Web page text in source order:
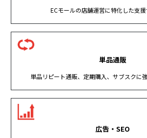
ECモールの店舗運営に特化した支
単品通販
単品リピート通販、定期購入、サブスクに
広告・SEO